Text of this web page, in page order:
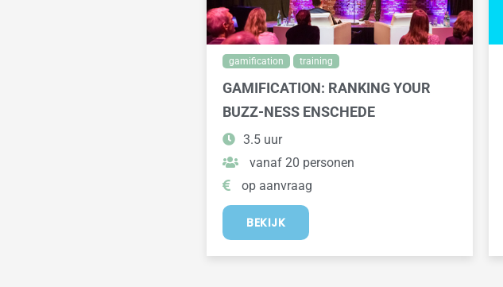
gamification training
GAMIFICATION: RANKING YOUR
BUZZ-NESS ENSCHEDE
3.5 uur
vanaf 20 personen
op aanvraag
BEKIJK